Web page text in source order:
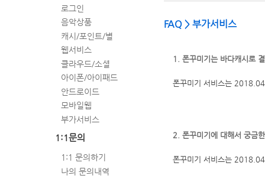
로그인
음악상품
캐시/포인트/별
웹서비스
클라우드/소셜
아이폰/아이패드
안드로이드
모바일웹
부가서비스
1:1문의
1:1 문의하기
나의 문의내역
FAQ > 부가서비스
1. 폰꾸미기는 바다캐시로
폰꾸미기 서비스는
2. 폰꾸미기에 대해서 궁금
폰꾸미기 서비스는